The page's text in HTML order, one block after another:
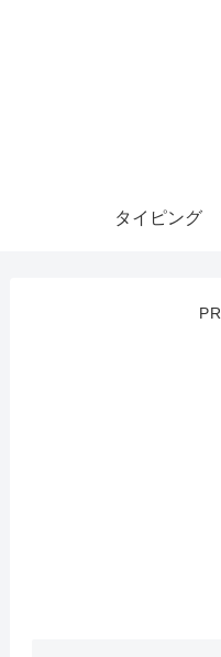
タイピング
PR